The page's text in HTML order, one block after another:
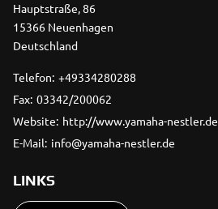
Hauptstraße, 86
15366 Neuenhagen
Deutschland
Telefon: +49334280288
Fax: 03342/200062
Website: http://www.yamaha-nestler.de
E-Mail: info@yamaha-nestler.de
LINKS